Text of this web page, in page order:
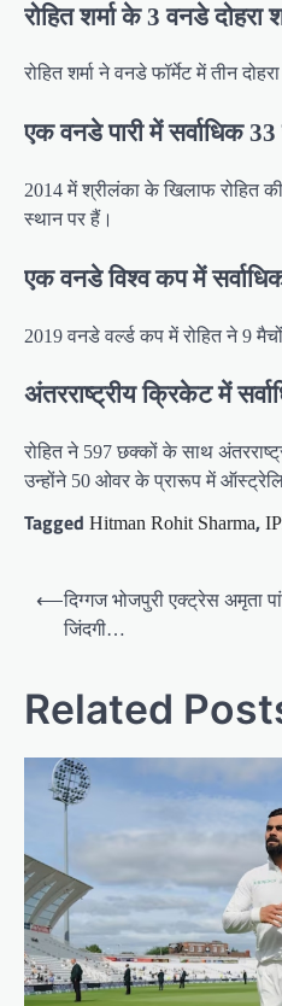
रोहित शर्मा के 3 वनडे
रोहित शर्मा ने वनडे फॉर्मेट में तीन
एक वनडे पारी में सर्वाधिक
2014 में श्रीलंका के खिलाफ रोहित
स्थान पर हैं।
एक वनडे विश्व कप में
2019 वनडे वर्ल्ड कप में रोहित ने 9
अंतरराष्ट्रीय क्रिकेट में
रोहित ने 597 छक्कों के साथ
उन्होंने 50 ओवर के प्रारूप में
Tagged Hitman Rohit Sharma,
Post
navigation
⟵दिग्गज भोजपुरी एक्ट्रेस अमृता
जिंदगी…
Related